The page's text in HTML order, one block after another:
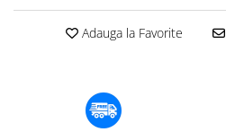
Distribuitoare de putere
Adauga la Favorite